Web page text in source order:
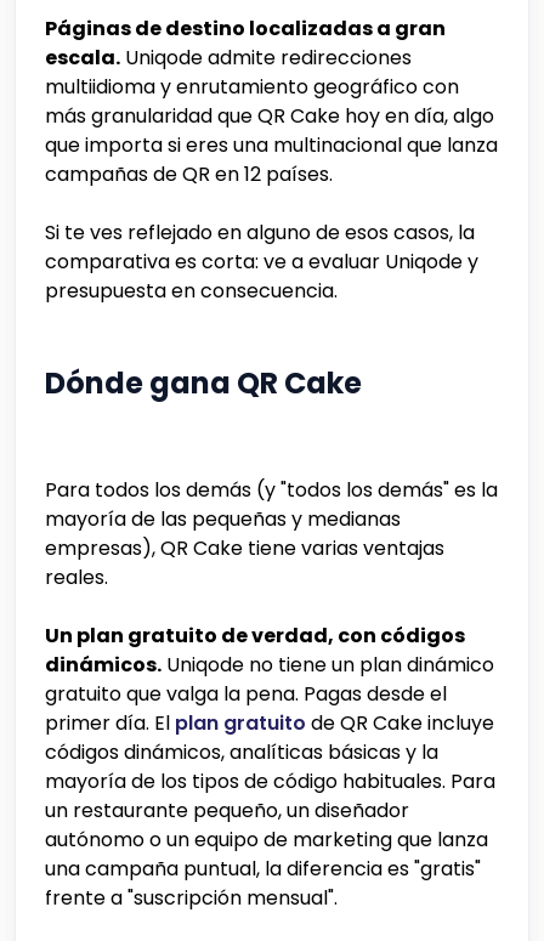
Páginas de destino localizadas a gran
escala. Uniqode admite redirecciones
multiidioma y enrutamiento geográfico con
más granularidad que QR Cake hoy en día, algo
que importa si eres una multinacional que lanza
campañas de QR en 12 países.
Si te ves reflejado en alguno de esos casos, la
comparativa es corta: ve a evaluar Uniqode y
presupuesta en consecuencia.
Dónde gana QR Cake
Para todos los demás (y "todos los demás" es la
mayoría de las pequeñas y medianas
empresas), QR Cake tiene varias ventajas
reales.
Un plan gratuito de verdad, con códigos
dinámicos. Uniqode no tiene un plan dinámico
gratuito que valga la pena. Pagas desde el
primer día. El plan gratuito de QR Cake incluye
códigos dinámicos, analíticas básicas y la
mayoría de los tipos de código habituales. Para
un restaurante pequeño, un diseñador
autónomo o un equipo de marketing que lanza
una campaña puntual, la diferencia es "gratis"
frente a "suscripción mensual".